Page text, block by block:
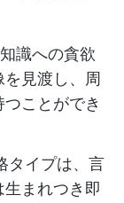
識への貪欲
見渡し、周
ことができ
タイプは、言
まれつき即